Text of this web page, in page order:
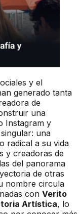
y el
generado tanta
de
una
Instagram y
una
radical a su vida
y creadoras de
del panorama
de otras
nombre circula
con Verito
Artística, lo